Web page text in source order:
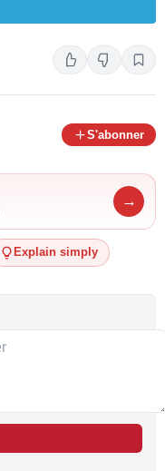
S'abonner
→
Explain simply